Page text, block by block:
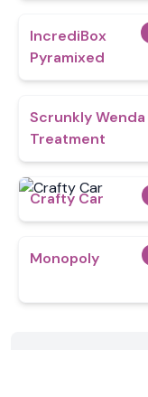
IncrediBox
Pyramixed
Scrunkly Wenda
Treatment
Crafty Car
Monopoly